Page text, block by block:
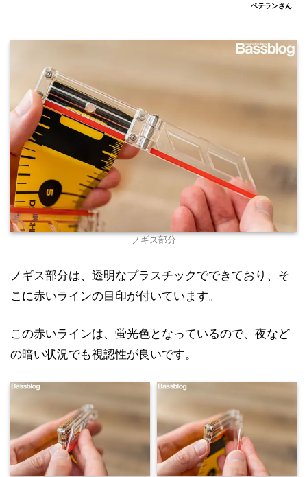
ベテランさん
ノギス部分
ノギス部分は、透明なプラスチックでできており、そ
こに赤いラインの目印が付いています。
この赤いラインは、蛍光色となっているので、夜など
の暗い状況でも視認性が良いです。